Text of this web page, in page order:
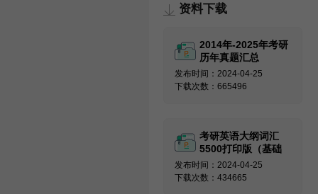
资料下载
2014年-2025年考研
历年真题汇总
发布时间：2024-04-25
下载次数：665496
考研英语大纲词汇
5500打印版（基础
必备）
发布时间：2024-04-25
下载次数：434665